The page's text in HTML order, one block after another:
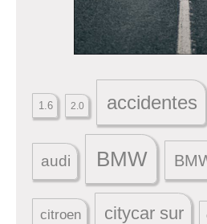
1.6 2.0 accidentes
audi BMW
citroen citycar sur